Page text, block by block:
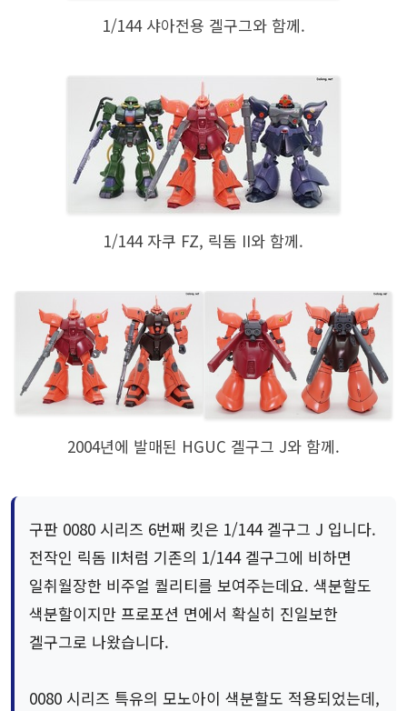
1/144 샤아전용 겔구그와 함께.
1/144 자쿠 FZ, 릭돔 II와 함께.
2004년에 발매된 HGUC 겔구그 J와 함께.
구판 0080 시리즈 6번째 킷은 1/144 겔구그 J 입니다.
전작인 릭돔 II처럼 기존의 1/144 겔구그에 비하면
일취월장한 비주얼 퀄리티를 보여주는데요. 색분할도
색분할이지만 프로포션 면에서 확실히 진일보한
겔구그로 나왔습니다.
0080 시리즈 특유의 모노아이 색분할도 적용되었는데,